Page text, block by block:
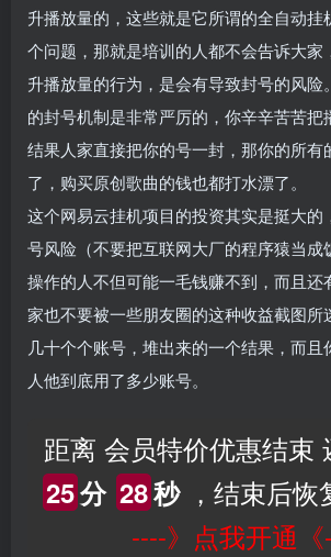
升播放量的，这些就是它所谓的全自动挂
个问题，那就是培训的人都不会告诉大家
升播放量的行为，是会有导致封号的风险
的封号机制是非常严厉的，你辛辛苦苦把
结果人家直接把你的号一封，那你的所有
了，购买原创歌曲的钱也都打水漂了。
这个网易云挂机项目的投资其实是挺大的
号风险（不要把互联网大厂的程序猿当成
操作的人不但可能一毛钱赚不到，而且还
家也不要被一些朋友圈的这种收益截图所
几十个个账号，堆出来的一个结果，而且
人他到底用了多少账号。
距离 会员特价优惠结束
25分 28秒，结束后恢
----》点我开通